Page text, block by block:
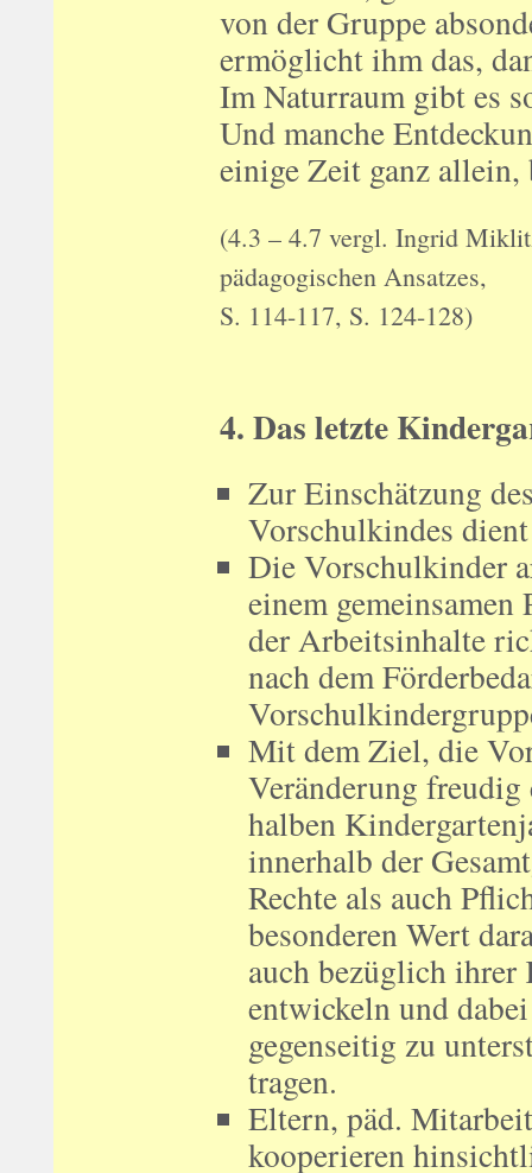
von der Gruppe
ermöglicht ihm das,
Im Naturraum gibt es
Und manche
einige Zeit ganz
(4.3 – 4.7 vergl. Ingrid
pädagogischen Ansatzes,
S. 114-117, S. 124-128)
4. Das letzte
Zur Einschätzung
Vorschulkindes
Die Vorschulkinder
einem
der Arbeitsinhalte
nach dem
Mit dem Ziel, die
Veränderung
halben
innerhalb der
Rechte als auch
besonderen Wert
auch bezüglich
entwickeln und
gegenseitig zu
tragen.
Eltern, päd.
kooperieren